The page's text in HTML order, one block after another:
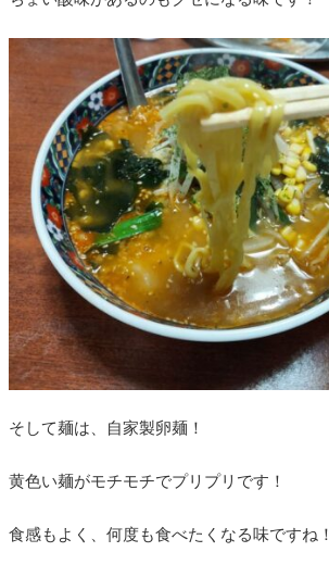
そして麺は、自家製卵麺！
黄色い麺がモチモチでプリプリです！
食感もよく、何度も食べたくなる味ですね！